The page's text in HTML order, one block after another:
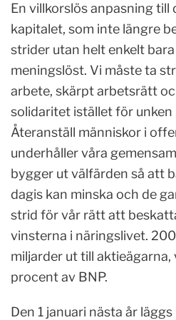
En villkorslös anpasning
kapitalet, som inte längre
strider utan helt enkelt
meningslöst. Vi måste ta
arbete, skärpt arbetsrätt
solidaritet istället för
Återanställ människor i
underhåller våra
bygger ut välfärden så att
dagis kan minska och de
strid för vår rätt att
vinsterna i näringslivet.
miljarder ut till
procent av BNP.
Den 1 januari nästa år